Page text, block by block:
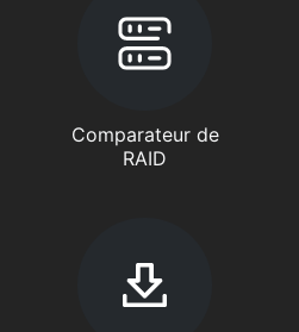
Comparateur de
RAID